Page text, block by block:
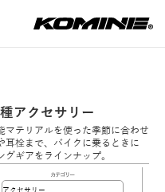
アクセサリー
マテリアルを使った季節に合わせ
耳栓まで、バイクに乗るときに
グギアをラインナップ。
カテゴリー